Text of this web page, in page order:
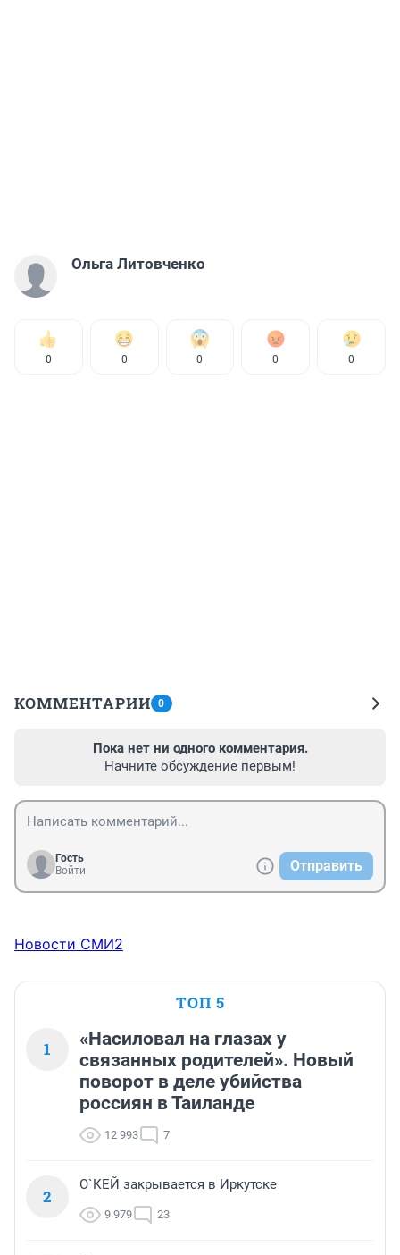
Ольга Литовченко
0 0 0 0 0
КОММЕНТАРИИ 0
Пока нет ни одного комментария.
Начните обсуждение первым!
Гость
Войти
Отправить
Новости СМИ2
ТОП 5
1
«Насиловал на глазах у
связанных родителей». Новый
поворот в деле убийства
россиян в Таиланде
12 993 7
2
О`КЕЙ закрывается в Иркутске
9 979 23